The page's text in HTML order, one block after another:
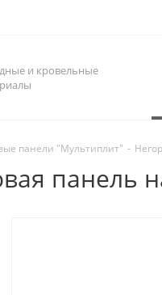
и кровельные
панели "Мультиплит" -
панель